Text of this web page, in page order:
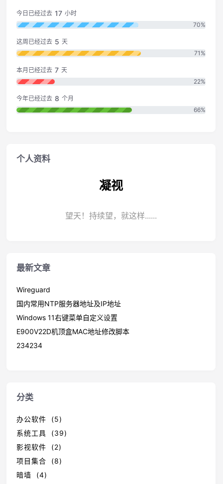
今日已经过去 17 小时
70%
这周已经过去 5 天
71%
本月已经过去 7 天
22%
今年已经过去 8 个月
66%
个人资料
凝视
望天！持续望，就这样......
最新文章
Wireguard
国内常用NTP服务器地址及IP地址
Windows 11右键菜单自定义设置
E900V22D机顶盒MAC地址修改脚本
234234
分类
办公软件 (5)
系统工具 (39)
影视软件 (2)
项目集合 (8)
暗墙 (4)